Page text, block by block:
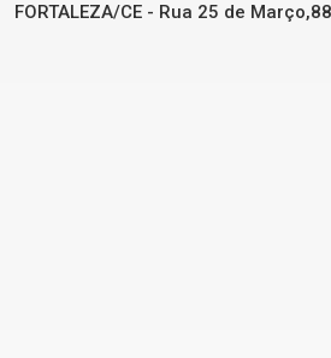
FORTALEZA/CE - Rua 25 de